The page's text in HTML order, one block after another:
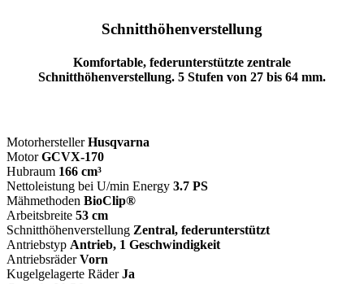
Schnitthöhenverstellung
Komfortable, federunterstützte zentrale
Schnitthöhenverstellung. 5 Stufen von 27 bis 64 mm.
MotorherstellerHusqvarna
MotorGCVX-170
Hubraum 166 cm³
Nettoleistung bei U/min Energy 3.7 PS
Mähmethoden BioClip®
Arbeitsbreite 53 cm
Schnitthöhenverstellung Zentral, federunterstützt
Antriebstyp Antrieb, 1 Geschwindigkeit
AntriebsräderVorn
Kugelgelagerte RäderJa